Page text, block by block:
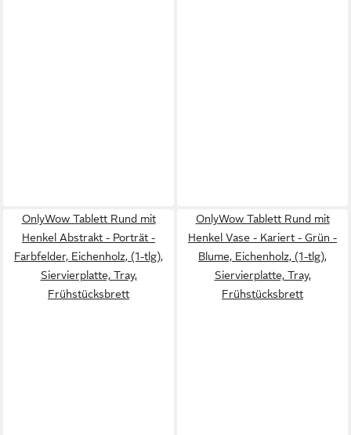
OnlyWow Tablett Rund mit
Henkel Abstrakt - Porträt -
Farbfelder, Eichenholz, (1-tlg),
Siervierplatte, Tray,
Frühstücksbrett
OnlyWow Tablett Rund mit
Henkel Vase - Kariert - Grün -
Blume, Eichenholz, (1-tlg),
Siervierplatte, Tray,
Frühstücksbrett